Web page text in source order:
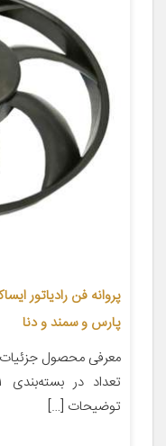
پارس و سمند و دنا
توضیحات […]